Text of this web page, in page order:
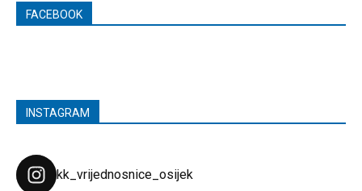
FACEBOOK
INSTAGRAM
kk_vrijednosnice_osijek